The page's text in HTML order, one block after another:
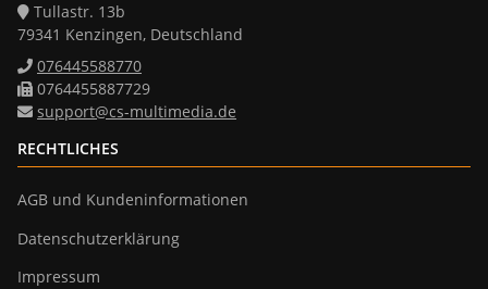
Tullastr. 13b
79341 Kenzingen, Deutschland
076445588770
0764455887729
support@cs-multimedia.de
RECHTLICHES
AGB und Kundeninformationen
Datenschutzerklärung
Impressum